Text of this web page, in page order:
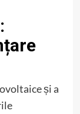
și a